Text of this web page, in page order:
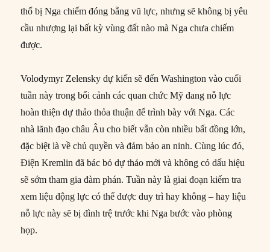
thổ bị Nga chiếm đóng bằng vũ lực, nhưng sẽ không bị yêu
cầu nhượng lại bất kỳ vùng đất nào mà Nga chưa chiếm
được.
Volodymyr Zelensky dự kiến sẽ đến Washington vào cuối
tuần này trong bối cảnh các quan chức Mỹ đang nỗ lực
hoàn thiện dự thảo thỏa thuận để trình bày với Nga. Các
nhà lãnh đạo châu Âu cho biết vẫn còn nhiều bất đồng lớn,
đặc biệt là về chủ quyền và đảm bảo an ninh. Cùng lúc đó,
Điện Kremlin đã bác bỏ dự thảo mới và không có dấu hiệu
sẽ sớm tham gia đàm phán. Tuần này là giai đoạn kiểm tra
xem liệu động lực có thể được duy trì hay không – hay liệu
nỗ lực này sẽ bị đình trệ trước khi Nga bước vào phòng
họp.